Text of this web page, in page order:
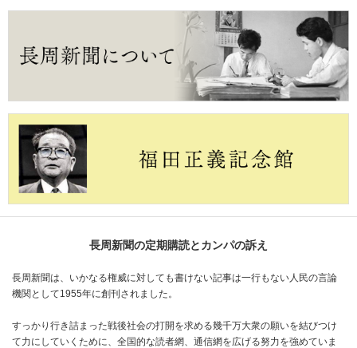
長周新聞の定期購読とカンパの訴え
長周新聞は、いかなる権威に対しても書けない記事は一行もない人民の言論
機関として1955年に創刊されました。
すっかり行き詰まった戦後社会の打開を求める幾千万大衆の願いを結びつけ
て力にしていくために、全国的な読者網、通信網を広げる努力を強めていま